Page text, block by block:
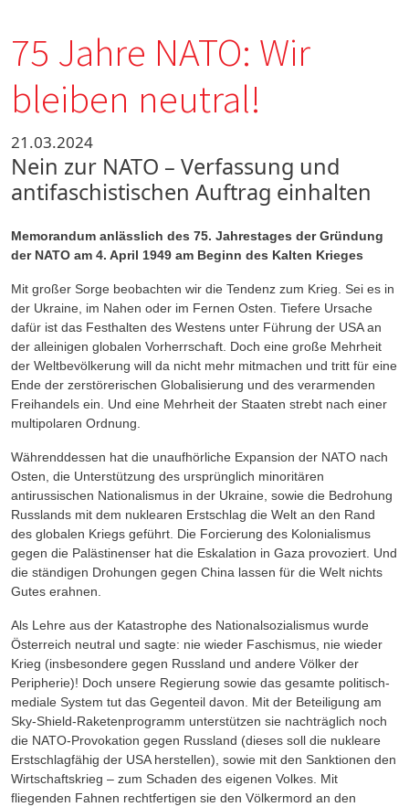
75 Jahre NATO: Wir
bleiben neutral!
21.03.2024
Nein zur NATO – Verfassung und
antifaschistischen Auftrag einhalten
Memorandum anlässlich des 75. Jahrestages der Gründung
der NATO am 4. April 1949 am Beginn des Kalten Krieges
Mit großer Sorge beobachten wir die Tendenz zum Krieg. Sei es in
der Ukraine, im Nahen oder im Fernen Osten. Tiefere Ursache
dafür ist das Festhalten des Westens unter Führung der USA an
der alleinigen globalen Vorherrschaft. Doch eine große Mehrheit
der Weltbevölkerung will da nicht mehr mitmachen und tritt für eine
Ende der zerstörerischen Globalisierung und des verarmenden
Freihandels ein. Und eine Mehrheit der Staaten strebt nach einer
multipolaren Ordnung.
Währenddessen hat die unaufhörliche Expansion der NATO nach
Osten, die Unterstützung des ursprünglich minoritären
antirussischen Nationalismus in der Ukraine, sowie die Bedrohung
Russlands mit dem nuklearen Erstschlag die Welt an den Rand
des globalen Kriegs geführt. Die Forcierung des Kolonialismus
gegen die Palästinenser hat die Eskalation in Gaza provoziert. Und
die ständigen Drohungen gegen China lassen für die Welt nichts
Gutes erahnen.
Als Lehre aus der Katastrophe des Nationalsozialismus wurde
Österreich neutral und sagte: nie wieder Faschismus, nie wieder
Krieg (insbesondere gegen Russland und andere Völker der
Peripherie)! Doch unsere Regierung sowie das gesamte politisch-
mediale System tut das Gegenteil davon. Mit der Beteiligung am
Sky-Shield-Raketenprogramm unterstützen sie nachträglich noch
die NATO-Provokation gegen Russland (dieses soll die nukleare
Erstschlagfähig der USA herstellen), sowie mit den Sanktionen den
Wirtschaftskrieg – zum Schaden des eigenen Volkes. Mit
fliegenden Fahnen rechtfertigen sie den Völkermord an den